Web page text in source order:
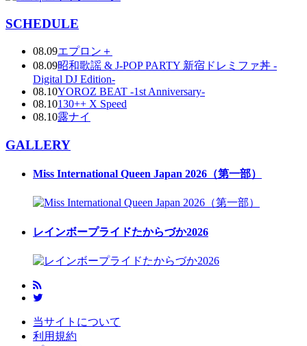
SCHEDULE
08.09エプロン＋
08.09昭和歌謡 & J-POP PARTY 新宿ドレミファ丼 -
Digital DJ Edition-
08.10YOROZ BEAT -1st Anniversary-
08.10130++ X Speed
08.10露ナイ
GALLERY
Miss International Queen Japan 2026（第一部）
レインボープライドたからづか2026
当サイトについて
利用規約